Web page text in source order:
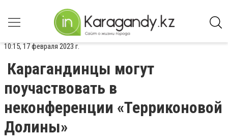
10:15, 17 февраля 2023 г.
Карагандинцы могут
поучаствовать в
неконференции «Терриконовой
Долины»